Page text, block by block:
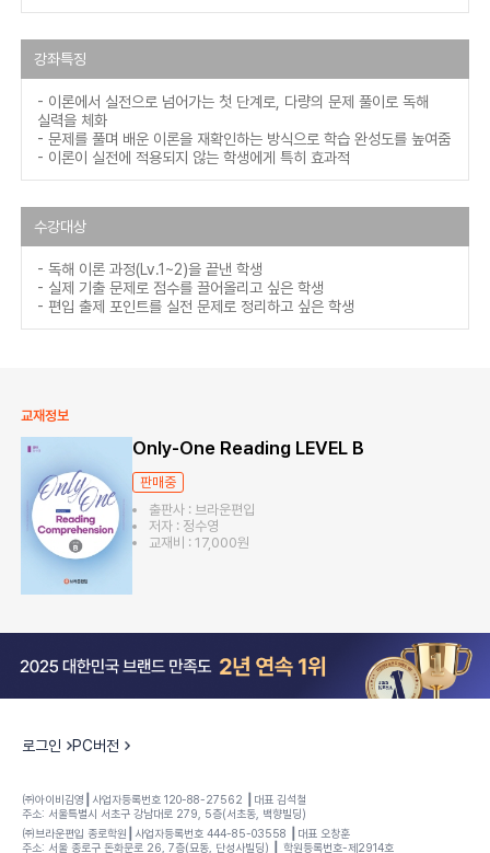
강좌특징
- 이론에서 실전으로 넘어가는 첫 단계로, 다량의 문제 풀이로 독해
실력을 체화
- 문제를 풀며 배운 이론을 재확인하는 방식으로 학습 완성도를 높여줌
- 이론이 실전에 적용되지 않는 학생에게 특히 효과적
수강대상
- 독해 이론 과정(Lv.1~2)을 끝낸 학생
- 실제 기출 문제로 점수를 끌어올리고 싶은 학생
- 편입 출제 포인트를 실전 문제로 정리하고 싶은 학생
교재정보
Only-One Reading LEVEL B
판매중
출판사 : 브라운편입
저자 : 정수영
교재비 : 17,000원
로그인 PC버전
㈜아이비김영┃사업자등록번호 120-88-27562 ┃대표 김석철
주소: 서울특별시 서초구 강남대로 279, 5층(서초동, 백향빌딩)
㈜브라운편입 종로학원┃사업자등록번호 444-85-03558 ┃대표 오창훈
주소: 서울 종로구 돈화문로 26, 7층(묘동, 단성사빌딩) ┃ 학원등록번호-제2914호